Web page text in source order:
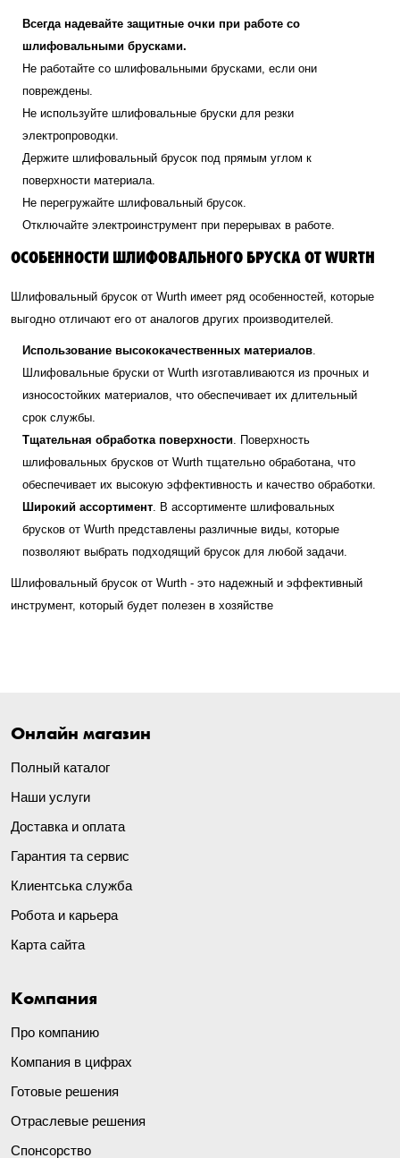
Всегда надевайте защитные очки при работе со
шлифовальными брусками.
Не работайте со шлифовальными брусками, если они
повреждены.
Не используйте шлифовальные бруски для резки
электропроводки.
Держите шлифовальный брусок под прямым углом к
поверхности материала.
Не перегружайте шлифовальный брусок.
Отключайте электроинструмент при перерывах в работе.
ОСОБЕННОСТИ ШЛИФОВАЛЬНОГО БРУСКА ОТ WURTH
Шлифовальный брусок от Wurth имеет ряд особенностей, которые
выгодно отличают его от аналогов других производителей.
Использование высококачественных материалов.
Шлифовальные бруски от Wurth изготавливаются из прочных и
износостойких материалов, что обеспечивает их длительный
срок службы.
Тщательная обработка поверхности. Поверхность
шлифовальных брусков от Wurth тщательно обработана, что
обеспечивает их высокую эффективность и качество обработки.
Широкий ассортимент. В ассортименте шлифовальных
брусков от Wurth представлены различные виды, которые
позволяют выбрать подходящий брусок для любой задачи.
Шлифовальный брусок от Wurth - это надежный и эффективный
инструмент, который будет полезен в хозяйстве
Онлайн магазин
Полный каталог
Наши услуги
Доставка и оплата
Гарантия та сервис
Клиентська служба
Робота и карьера
Карта сайта
Компания
Про компанию
Компания в цифрах
Готовые решения
Отраслевые решения
Спонсорство